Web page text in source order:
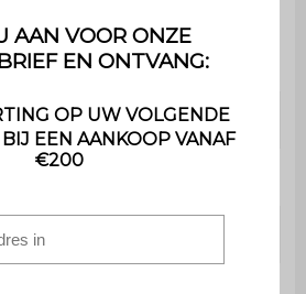
geleverd, in de originele
verpakking
4,75 kg
L 48,5 x P 53,5 x H 88,5cm